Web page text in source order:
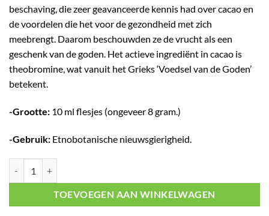
beschaving, die zeer geavanceerde kennis had over cacao en
de voordelen die het voor de gezondheid met zich
meebrengt. Daarom beschouwden ze de vrucht als een
geschenk van de goden. Het actieve ingrediënt in cacao is
theobromine, wat vanuit het Grieks ‘Voedsel van de Goden’
betekent.
-Grootte: 10 ml flesjes (ongeveer 8 gram.)
-Gebruik: Etnobotanische nieuwsgierigheid.
TOEVOEGEN AAN WINKELWAGEN